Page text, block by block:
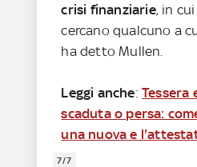
crisi finanziarie, in
cercano qualcuno a
ha detto Mullen.
Leggi anche:Tessera
scaduta o persa:
una nuova e
7/7